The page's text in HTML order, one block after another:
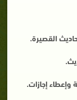
القصيرة.
إجازات.